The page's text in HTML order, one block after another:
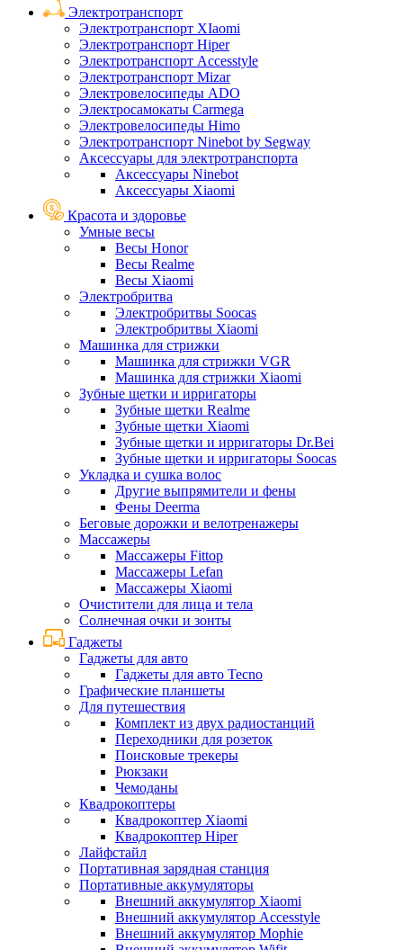
Электротранспорт
Электротранспорт XIaomi
Электротранспорт Hiper
Электротранспорт Accesstyle
Электротранспорт Mizar
Электровелосипеды ADO
Электросамокаты Carmega
Электровелосипеды Himo
Электротранспорт Ninebot by Segway
Аксессуары для электротранспорта
Аксессуары Ninebot
Аксессуары Xiaomi
Красота и здоровье
Умные весы
Весы Honor
Весы Realme
Весы Xiaomi
Электробритва
Электробритвы Soocas
Электробритвы Xiaomi
Машинка для стрижки
Машинка для стрижки VGR
Машинка для стрижки Xiaomi
Зубные щетки и ирригаторы
Зубные щетки Realme
Зубные щетки Xiaomi
Зубные щетки и ирригаторы Dr.Bei
Зубные щетки и ирригаторы Soocas
Укладка и сушка волос
Другие выпрямители и фены
Фены Deerma
Беговые дорожки и велотренажеры
Массажеры
Массажеры Fittop
Массажеры Lefan
Массажеры Xiaomi
Очистители для лица и тела
Солнечная очки и зонты
Гаджеты
Гаджеты для авто
Гаджеты для авто Tecno
Графические планшеты
Для путешествия
Комплект из двух радиостанций
Переходники для розеток
Поисковые трекеры
Рюкзаки
Чемоданы
Квадрокоптеры
Квадрокоптер Xiaomi
Квадрокоптер Hiper
Лайфстайл
Портативная зарядная станция
Портативные аккумуляторы
Внешний аккумулятор Xiaomi
Внешний аккумулятор Accesstyle
Внешний аккумулятор Mophie